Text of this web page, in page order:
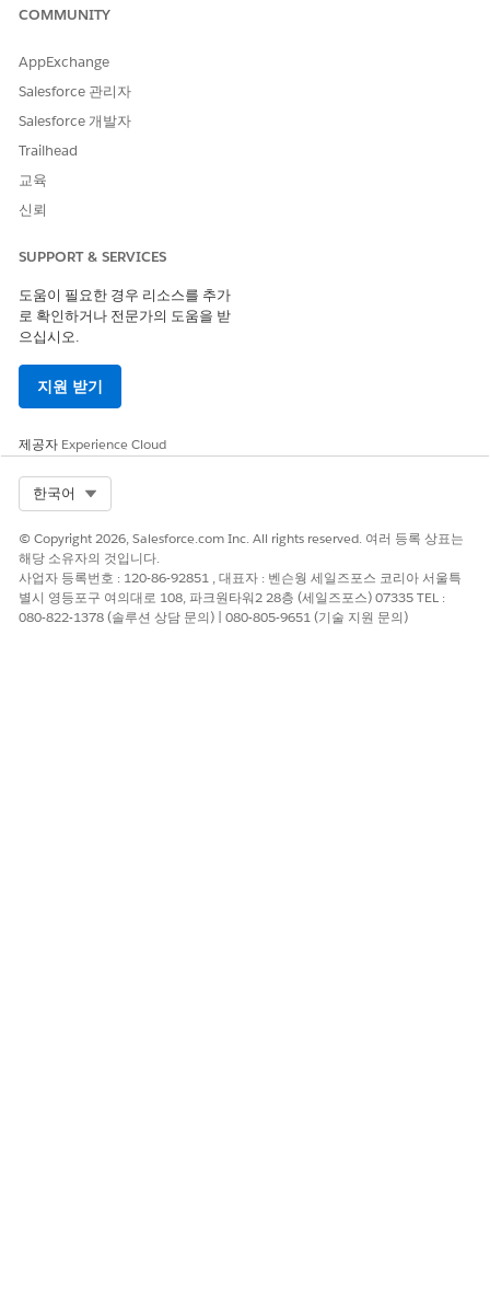
COMMUNITY
AppExchange
Salesforce 관리자
Salesforce 개발자
Trailhead
교육
신뢰
SUPPORT & SERVICES
도움이 필요한 경우 리소스를 추가
로 확인하거나 전문가의 도움을 받
으십시오.
지원 받기
제공자 Experience Cloud
한국어
© Copyright 2026, Salesforce.com Inc. All rights reserved. 여러 등록 상표는
해당 소유자의 것입니다.
사업자 등록번호 : 120-86-92851 , 대표자 : 벤슨웡 세일즈포스 코리아 서울특
별시 영등포구 여의대로 108, 파크원타워2 28층 (세일즈포스) 07335 TEL :
080-822-1378 (솔루션 상담 문의) | 080-805-9651 (기술 지원 문의)